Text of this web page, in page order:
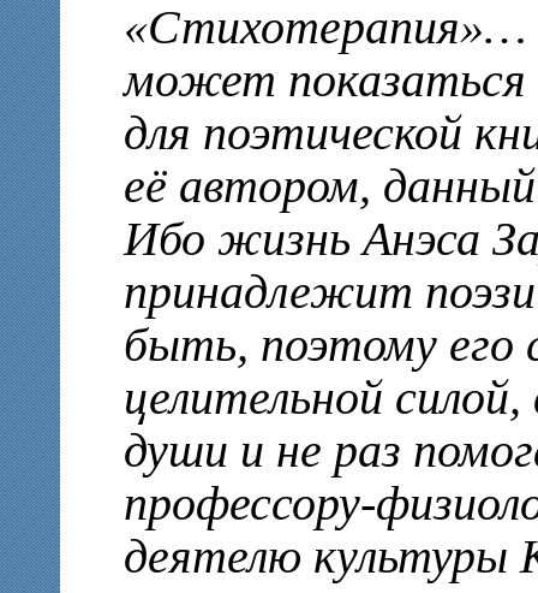
«Стихотерапия»…
может
для поэтической
её автором,
Ибо жизнь Анэса
принадлежит
быть, поэтому его
целительной
души и не раз
профессору-
деятелю культуры